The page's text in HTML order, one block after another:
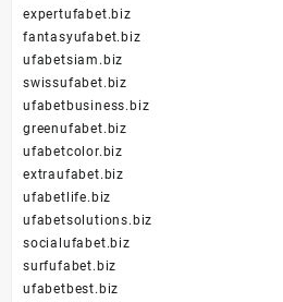
expertufabet.biz
fantasyufabet.biz
ufabetsiam.biz
swissufabet.biz
ufabetbusiness.biz
greenufabet.biz
ufabetcolor.biz
extraufabet.biz
ufabetlife.biz
ufabetsolutions.biz
socialufabet.biz
surfufabet.biz
ufabetbest.biz